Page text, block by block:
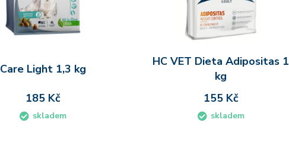
Care Light 1,3 kg
185 Kč
skladem
HC VET Dieta Adipositas 1
kg
155 Kč
skladem